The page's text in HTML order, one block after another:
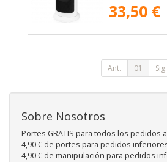
33,50 €
Ant. 01 Sig.
Sobre Nosotros
Portes GRATIS para todos los pedidos
4,90 € de portes para pedidos
4,90 € de manipulación para pedidos